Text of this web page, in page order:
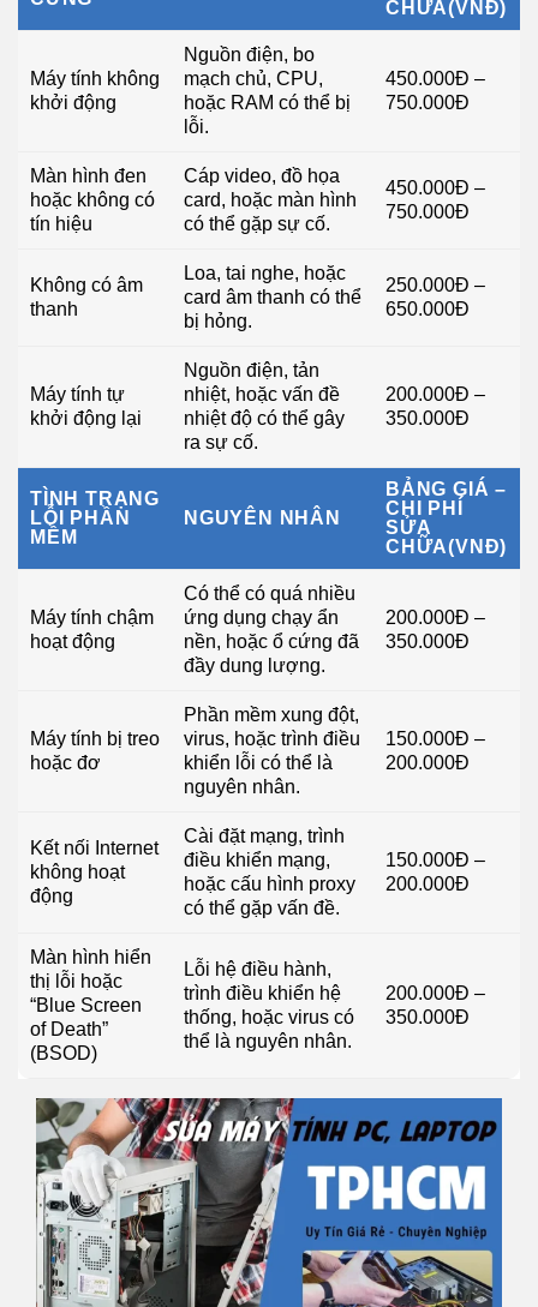
CHỮA(VNĐ)
Máy tính không
khởi động
Nguồn điện, bo
mạch chủ, CPU,
hoặc RAM có thể bị
lỗi.
450.000Đ –
750.000Đ
Màn hình đen
hoặc không có
tín hiệu
Cáp video, đồ họa
card, hoặc màn hình
có thể gặp sự cố.
450.000Đ –
750.000Đ
Không có âm
thanh
Loa, tai nghe, hoặc
card âm thanh có thể
bị hỏng.
250.000Đ –
650.000Đ
Máy tính tự
khởi động lại
Nguồn điện, tản
nhiệt, hoặc vấn đề
nhiệt độ có thể gây
ra sự cố.
200.000Đ –
350.000Đ
TÌNH TRẠNG
LỖI PHẦN
MỀM
NGUYÊN NHÂN
BẢNG GIÁ –
CHI PHÍ
SỬA
CHỮA(VNĐ)
Máy tính chậm
hoạt động
Có thể có quá nhiều
ứng dụng chạy ẩn
nền, hoặc ổ cứng đã
đầy dung lượng.
200.000Đ –
350.000Đ
Máy tính bị treo
hoặc đơ
Phần mềm xung đột,
virus, hoặc trình điều
khiển lỗi có thể là
nguyên nhân.
150.000Đ –
200.000Đ
Kết nối Internet
không hoạt
động
Cài đặt mạng, trình
điều khiển mạng,
hoặc cấu hình proxy
có thể gặp vấn đề.
150.000Đ –
200.000Đ
Màn hình hiển
thị lỗi hoặc
“Blue Screen
of Death”
(BSOD)
Lỗi hệ điều hành,
trình điều khiển hệ
thống, hoặc virus có
thể là nguyên nhân.
200.000Đ –
350.000Đ